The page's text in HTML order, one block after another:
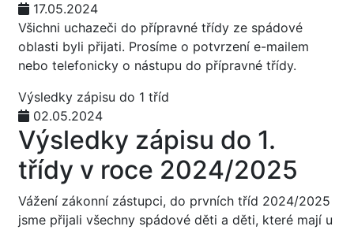
17.05.2024
Všichni uchazeči do přípravné třídy ze spádové
oblasti byli přijati. Prosíme o potvrzení e-mailem
nebo telefonicky o nástupu do přípravné třídy.
Výsledky zápisu do 1 tříd
02.05.2024
Výsledky zápisu do 1.
třídy v roce 2024/2025
Vážení zákonní zástupci, do prvních tříd 2024/2025
jsme přijali všechny spádové děti a děti, které mají u